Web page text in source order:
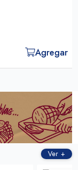
Agregar
Ver +